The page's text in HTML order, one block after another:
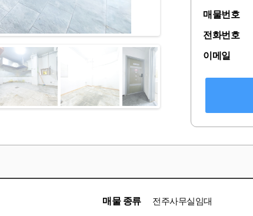
매물번호
전화번호
이메일
매물 종류 전주사무실임대